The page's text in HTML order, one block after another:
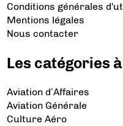
Conditions générales
Mentions légales
Nous contacter
Les catégories
Aviation d’Affaires
Aviation Générale
Culture Aéro